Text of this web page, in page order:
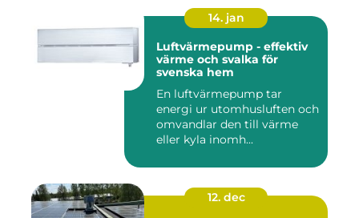
14. jan
Luftvärmepump - effektiv
värme och svalka för
svenska hem
En luftvärmepump tar
energi ur utomhusluften och
omvandlar den till värme
eller kyla inomh...
12. dec